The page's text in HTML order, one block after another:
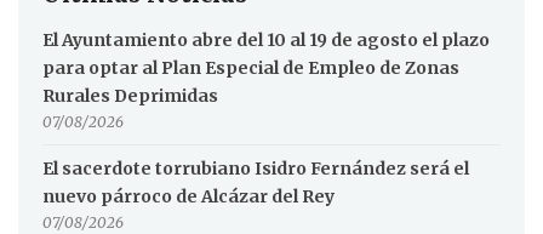
El Ayuntamiento abre del 10 al 19 de agosto el plazo
para optar al Plan Especial de Empleo de Zonas
Rurales Deprimidas
07/08/2026
El sacerdote torrubiano Isidro Fernández será el
nuevo párroco de Alcázar del Rey
07/08/2026